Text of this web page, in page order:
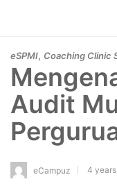
eSPMI, Coaching Clinic
Audit
eCampuz 4